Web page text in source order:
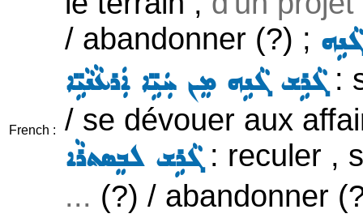
French :
/ abandonner (?) ;
ܓܵܪܹܫ ܓܵܢܹܗ ܡܸܢ ܚܲܝܹ̈ܐ ܐܲܪܥܵܢܵܝܹ̈ܐ:
/ se dévouer aux
ܓܵܪܹܫ ܠܒܸܣܬܪܵܐ: reculer ,
... (?) / abandonner